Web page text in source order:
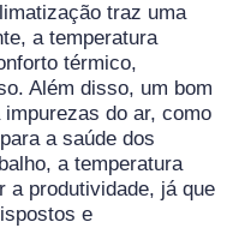
traz uma
a temperatura
térmico,
Além disso, um bom
do ar, como
a saúde dos
a temperatura
a produtividade, já que
e